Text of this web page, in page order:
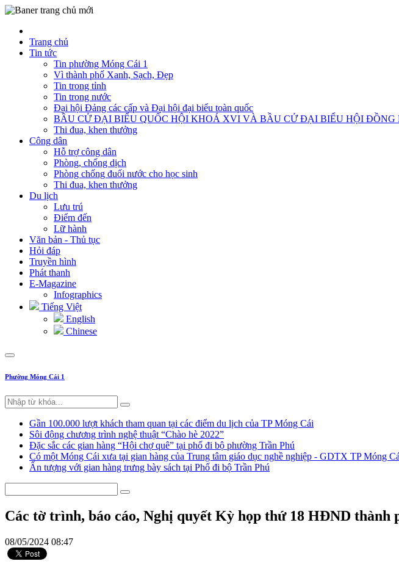
Trang chủ
Tin tức
Tin phường Móng Cái 1
Vì thành phố Xanh, Sạch, Đẹp
Tin trong tỉnh
Tin trong nước
Đại hội Đảng các cấp và Đại hội đại biểu toàn quốc
BẦU CỬ ĐẠI BIỂU QUỐC HỘI KHOÁ XVI VÀ BẦU CỬ ĐẠI BIỂU HỘI ĐỒNG
Thi đua, khen thưởng
Công dân
Hỗ trợ công dân
Phòng, chống dịch
Phòng chống đuối nước cho học sinh
Thi đua, khen thưởng
Du lịch
Lưu trú
Điểm đến
Lữ hành
Văn bản - Thủ tục
Hỏi đáp
Truyền hình
Phát thanh
E-Magazine
Infographics
Tiếng Việt
English
Chinese
Phường Móng Cái 1
Gần 100.000 lượt khách tham quan tại các điểm du lịch của TP Móng Cái
Sôi động chương trình nghệ thuật “Chào hè 2022”
Đặc sắc các gian hàng “Hội chợ quê” tại phố đi bộ phường Trần Phú
Có một Móng Cái xưa tại gian hàng của Trung tâm giáo dục nghề nghiệp - GDTX TP Móng
Ấn tượng với gian hàng trưng bày sách tại Phố đi bộ Trần Phú
Các tờ trình, báo cáo, Nghị quyết Kỳ họp thứ 18 HĐND thành
08/05/2024 08:47